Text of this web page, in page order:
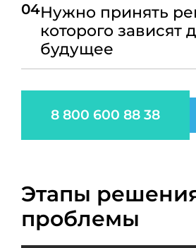
04Нужно принять
которого зависят
будущее
8 800 600 88 38
Этапы
проблемы